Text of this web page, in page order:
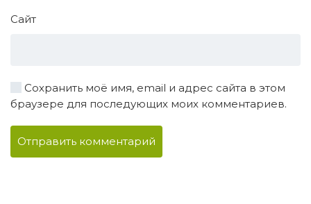
Сайт
Сохранить моё имя, email и адрес сайта в этом
браузере для последующих моих комментариев.
Отправить комментарий